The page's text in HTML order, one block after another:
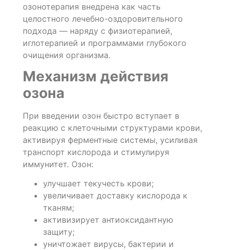
озонотерапия внедрена как часть
целостного лечебно-оздоровительного
подхода — наряду с физиотерапией,
иглотерапией и программами глубокого
очищения организма.
Механизм действия
озона
При введении озон быстро вступает в
реакцию с клеточными структурами крови,
активируя ферментные системы, усиливая
транспорт кислорода и стимулируя
иммунитет. Озон:
улучшает текучесть крови;
увеличивает доставку кислорода к
тканям;
активизирует антиоксидантную
защиту;
уничтожает вирусы, бактерии и